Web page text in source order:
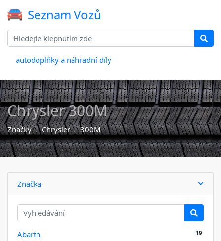
Seznam Vozů
autodoplňky a náhradní díly
Chrysler 300M
Značky Chrysler 300M
Značka
Abarth 19